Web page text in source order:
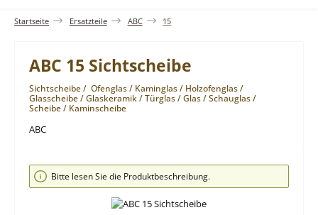
Startseite Ersatzteile ABC 15
ABC 15 Sichtscheibe
Sichtscheibe / Ofenglas / Kaminglas / Holzofenglas /
Glasscheibe / Glaskeramik / Türglas / Glas / Schauglas /
Scheibe / Kaminscheibe
ABC
Bildergalerie überspringen
Bitte lesen Sie die Produktbeschreibung.